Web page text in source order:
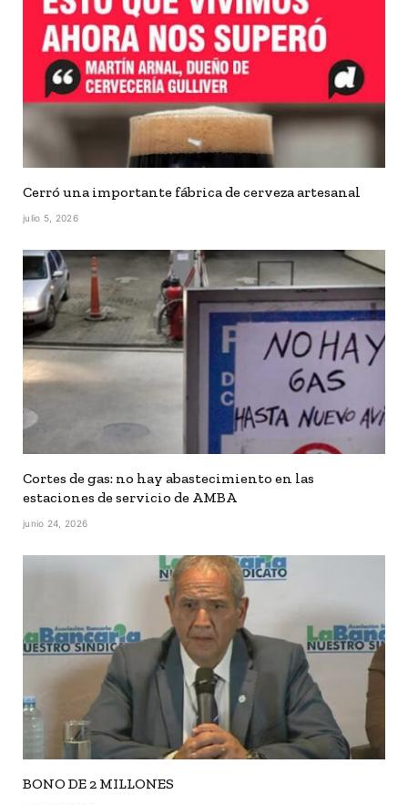
Cerró una importante fábrica de cerveza artesanal
julio 5, 2026
Cortes de gas: no hay abastecimiento en las
estaciones de servicio de AMBA
junio 24, 2026
BONO DE 2 MILLONES